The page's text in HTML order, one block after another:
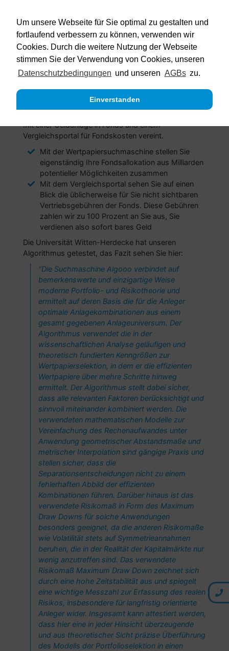
Um unsere Webseite für Sie optimal zu gestalten und
fortlaufend verbessern zu können, verwenden wir
Cookies. Durch die weitere Nutzung der Webseite
stimmen Sie der Verwendung von Cookies, unseren
Datenschutzbedingungen und unseren AGBs zu.
Einverstanden
Über uns
Mit Algooo haben wir eine Technologie entwickelt,
mit einer Geldanlage in Fonds und einem
Vergleichsportal für Fondskosten vereint.
Mit der Wertpapiersuchmaschine stellen Sie
eigenständig Ihre Fondsallokation aus Milliarden
potentieller Möglichkeiten zusammen
Mit dem Vergleichsportal sehen Sie auf einen
Blick die üblicherweise für Sie nicht sichtbaren
Vertriebsgebühren der Fonds. Diese Gebühren
zahlen wir zu 100 Prozent an Sie aus, Sie
verdienen also sofort bares Geld
Die Universität Witten-Herdecke hat unseren
Algorithmus getestet, das Fazit sehen Sie hier:
"Die Suchmaschine Algooo verbindet auf
bemerkenswerte und einzigartige Weise
moderne Portfolio- und Risikotheorie und
ermittelt auf deren Basis die für die Anleger
optimale Anlagekombinationen aus einem
gesamt gegebenen Anlageuniversum. Der
Algorithmus verwendet die in der
wissenschaftlichen Analyse geläufigen und
theoretisch fundierten Kenngrößen zur
Wertpapierselektion, in dem er die effizienten
Wertpapiere über mehre Schritte hinweg
ermittelt. Der Algorithmus stellt dabei sicher,
dass alle relevanten Faktoren berücksichtigt und
sinnvoll miteinander kombiniert werden. Die
verwendeten mathematischen Modelle zur
Vereinfachung des Rechenaufwandes unter
Anwendung geometrischer Abstandsmaße und
metrischer Interpolation sind gängige Praxis und
stellen sicher, dass die
Separationsentscheidungen nicht zu einem
fehlerhaften Abbild der effizienten
Kombinationen führen. Darüber hinaus ist das
verwendete Risikomaß in Form des Maximum
Draw Downs für solche Anwendungen
besonders geeignet, da die anderen Risikomaße
wie Volatilität stets auf Symmetrieannahmen
beruhen, die in der Realität der Kapitalmärkte nur
wenig anzutreffen sind. Das verwendete
Risikomaß Maximum Draw Down zeichnet sich
durch eine hohe Zeitstabilität aus und spiegelt
eine wichtige Messzahl zur Erfassung des realen
Risikos, insbesondere für langfristig orientierte
Anleger wider. Insgesamt kann attestiert werden,
dass hier eine in jeder Hinsicht überzeugende
und aus theoretischer Sicht präzise Überführung
des Modells der Portfolioselektion in einen